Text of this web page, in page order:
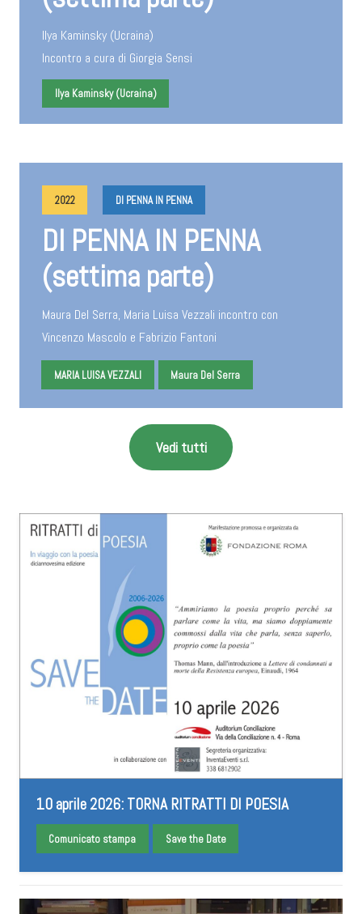
Ilya Kaminsky (Ucraina)
Incontro a cura di Giorgia Sensi
Ilya Kaminsky (Ucraina)
2022 DI PENNA IN PENNA
DI PENNA IN PENNA
(settima parte)
Maura Del Serra, Maria Luisa Vezzali incontro con
Vincenzo Mascolo e Fabrizio Fantoni
MARIA LUISA VEZZALI Maura Del Serra
Vedi tutti
10 aprile 2026: TORNA RITRATTI DI POESIA
Comunicato stampa Save the Date